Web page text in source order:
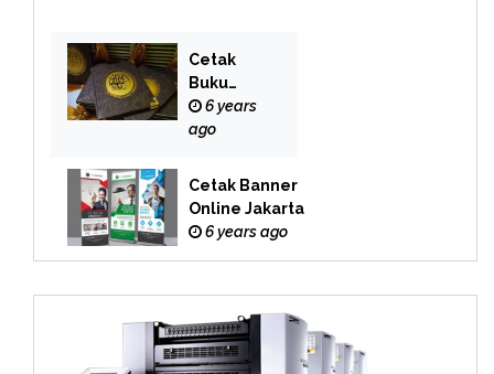
Cetak
Buku
Yasin
Online
6 years
ago
Cetak Banner
Online Jakarta
6 years ago